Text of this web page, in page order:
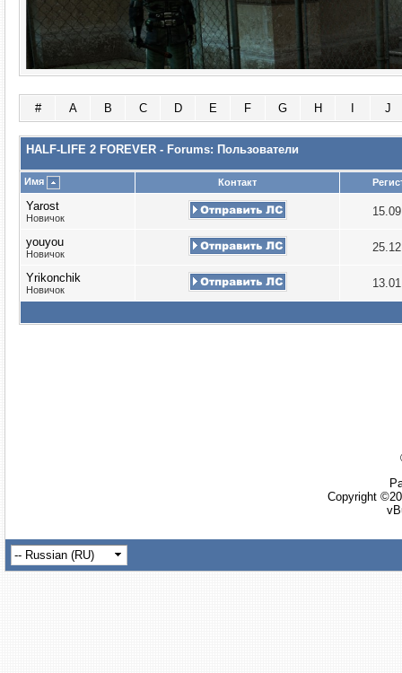
# A B C D E F G H J
HALF-LIFE 2 FOREVER - Forums: Пользователи
Имя Контакт
Yarost
Новичок
youyou
Новичок
Yrikonchik
Новичок
Copyright